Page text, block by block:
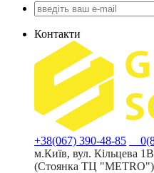
Контакти
+38(067) 390-48-85
м.Київ, вул. Кільцева 1В
(Стоянка ТЦ "METRO")